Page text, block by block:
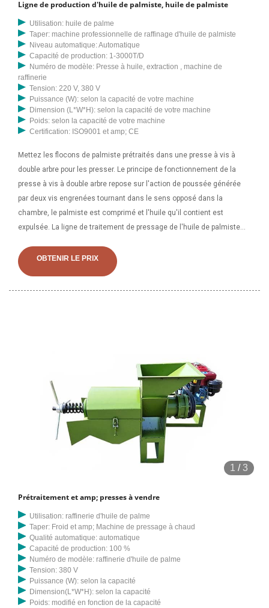
Ligne de production d'huile de palmiste, huile de palmiste
Utilisation: huile de palme
Taper: machine professionnelle de raffinage d'huile de palmiste
Niveau automatique: Automatique
Capacité de production: 1-3000T/D
Numéro de modèle: Presse à huile, extraction , machine de
raffinerie
Tension: 220 V, 380 V
Puissance (W): selon la capacité de votre machine
Dimension (L*W*H): selon la capacité de votre machine
Poids: selon la capacité de votre machine
Certification: ISO9001 et amp; CE
Mettez les flocons de palmiste prétraités dans une presse à vis à
double arbre pour les presser. Le principe de fonctionnement de la
presse à vis à double arbre repose sur l'action de poussée générée
par deux vis engrenées tournant dans le sens opposé dans la
chambre, le palmiste est comprimé et l'huile qu'il contient est
expulsée. La ligne de traitement de pressage de l'huile de palmiste
pressage par presse à huile peut obtenir 1/4 d'huile de palmiste et
l'huile résiduelle doit être pressée deux fois. Section de filtration du
OBTENIR LE PRIX
1 /3
Prétraitement et amp; presses à vendre
Utilisation: raffinerie d'huile de palme
Taper: Froid et amp; Machine de pressage à chaud
Qualité automatique: automatique
Capacité de production: 100 %
Numéro de modèle: raffinerie d'huile de palme
Tension: 380 V
Puissance (W): selon la capacité
Dimension(L*W*H): selon la capacité
Poids: modifié en fonction de la capacité